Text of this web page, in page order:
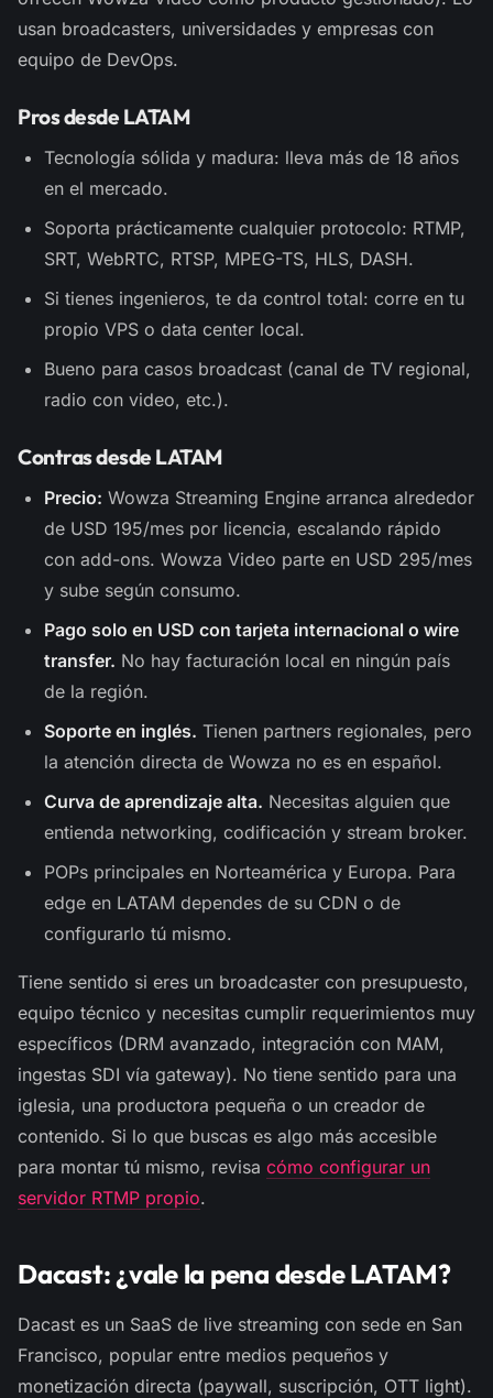
usan broadcasters, universidades y empresas con
equipo de DevOps.
Pros desde LATAM
Tecnología sólida y madura: lleva más de 18 años
en el mercado.
Soporta prácticamente cualquier protocolo: RTMP,
SRT, WebRTC, RTSP, MPEG-TS, HLS, DASH.
Si tienes ingenieros, te da control total: corre en tu
propio VPS o data center local.
Bueno para casos broadcast (canal de TV regional,
radio con video, etc.).
Contras desde LATAM
Precio: Wowza Streaming Engine arranca alrededor
de USD 195/mes por licencia, escalando rápido
con add-ons. Wowza Video parte en USD 295/mes
y sube según consumo.
Pago solo en USD con tarjeta internacional o wire
transfer. No hay facturación local en ningún país
de la región.
Soporte en inglés. Tienen partners regionales, pero
la atención directa de Wowza no es en español.
Curva de aprendizaje alta. Necesitas alguien que
entienda networking, codificación y stream broker.
POPs principales en Norteamérica y Europa. Para
edge en LATAM dependes de su CDN o de
configurarlo tú mismo.
Tiene sentido si eres un broadcaster con presupuesto,
equipo técnico y necesitas cumplir requerimientos muy
específicos (DRM avanzado, integración con MAM,
ingestas SDI vía gateway). No tiene sentido para una
iglesia, una productora pequeña o un creador de
contenido. Si lo que buscas es algo más accesible
para montar tú mismo, revisa cómo configurar un
servidor RTMP propio.
Dacast: ¿vale la pena desde LATAM?
Dacast es un SaaS de live streaming con sede en San
Francisco, popular entre medios pequeños y
monetización directa (paywall, suscripción, OTT light).